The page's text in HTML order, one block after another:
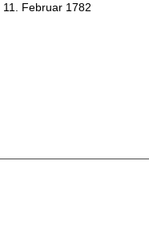
11. Februar 1782